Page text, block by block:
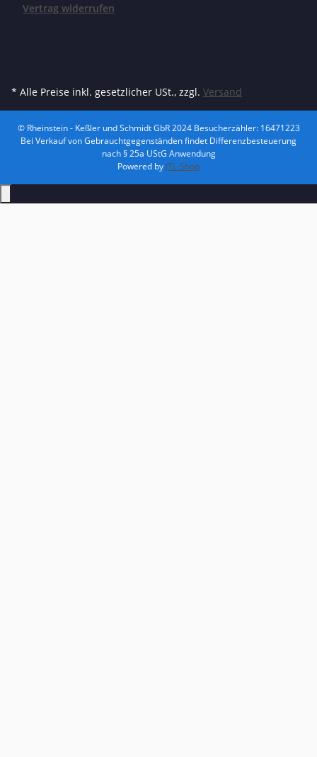
Vertrag widerrufen
* Alle Preise inkl. gesetzlicher USt., zzgl. Versand
© Rheinstein - Keßler und Schmidt GbR 2024Besucherzähler: 16471223
Bei Verkauf von Gebrauchtgegenständen findet Differenzbesteuerung
nach § 25a UStG Anwendung
Powered by JTL-Shop